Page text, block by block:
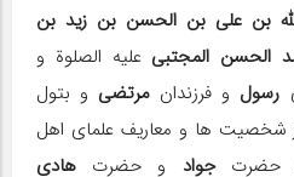
بن علی بن الحسن بن زید بن
الحسن المجتبی علیه الصلوة و
رسول و فرزندان مرتضی و بتول
شخصیت ها و معاریف علمای اهل
ی حضرتجواد و حضرت هادی